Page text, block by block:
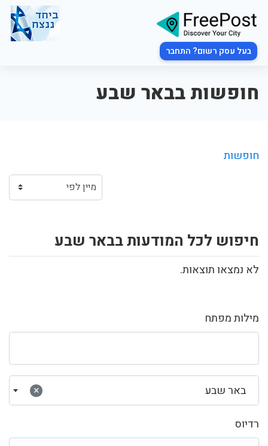
בעל עסק רשום? התחבר
חופשות בבאר שבע
מילות מפתח
× באר שבע
רדיוס
חופשות
חיפוש לכל המודעות בבאר שבע
לא נמצאו תוצאות.